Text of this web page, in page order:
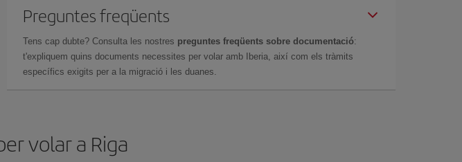
Preguntes freqüents
Tens cap dubte? Consulta les nostres preguntes freqüents sobre documentació:
t'expliquem quins documents necessites per volar amb Iberia, així com els tràmits
específics exigits per a la migració i les duanes.
volar a Riga